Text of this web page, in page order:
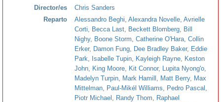
Director/es
Chris Sanders
Reparto
Alessandro Beghi Alexandra Novelle Avrielle
Corti
Becca Last Beckett Blomberg
Bill
Nighy, Boone Storm Catherine O'Hara Collin
Erker, Damon Fung Dee Bradley Baker, Eddie
Park
Isabelle Tupin Kayleigh Rayne
Keston
John
King Moore Kit Connor, Lupita Nyong'o
Madelyn Turpin
Mark Hamill Matt Berry, Max
Mittelman
Paul-Mikél Williams Pedro Pascal
Piotr Michael
Randy Thom
Raphael